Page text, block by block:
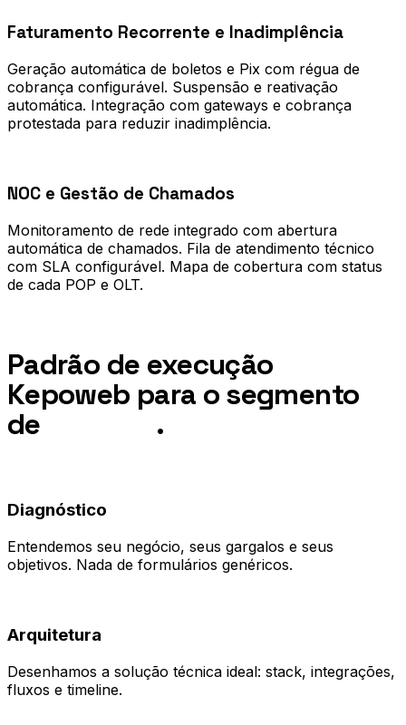
Faturamento Recorrente e Inadimplência
Geração automática de boletos e Pix com régua de
cobrança configurável. Suspensão e reativação
automática. Integração com gateways e cobrança
protestada para reduzir inadimplência.
NOC e Gestão de Chamados
Monitoramento de rede integrado com abertura
automática de chamados. Fila de atendimento técnico
com SLA configurável. Mapa de cobertura com status
de cada POP e OLT.
Padrão de execução
Kepoweb para o segmento
de
.
Diagnóstico
Entendemos seu negócio, seus gargalos e seus
objetivos. Nada de formulários genéricos.
Arquitetura
Desenhamos a solução técnica ideal: stack, integrações,
fluxos e timeline.